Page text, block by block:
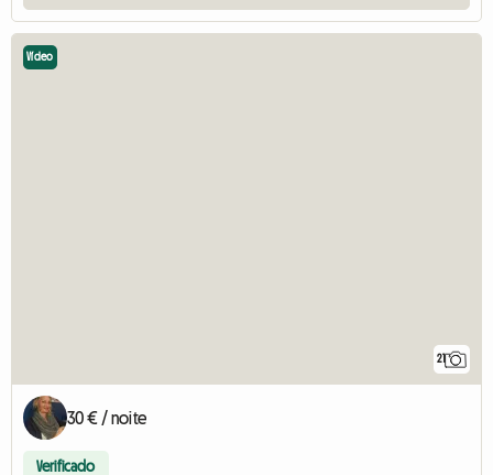
21
Vídeo
30 € / noite
Verificado